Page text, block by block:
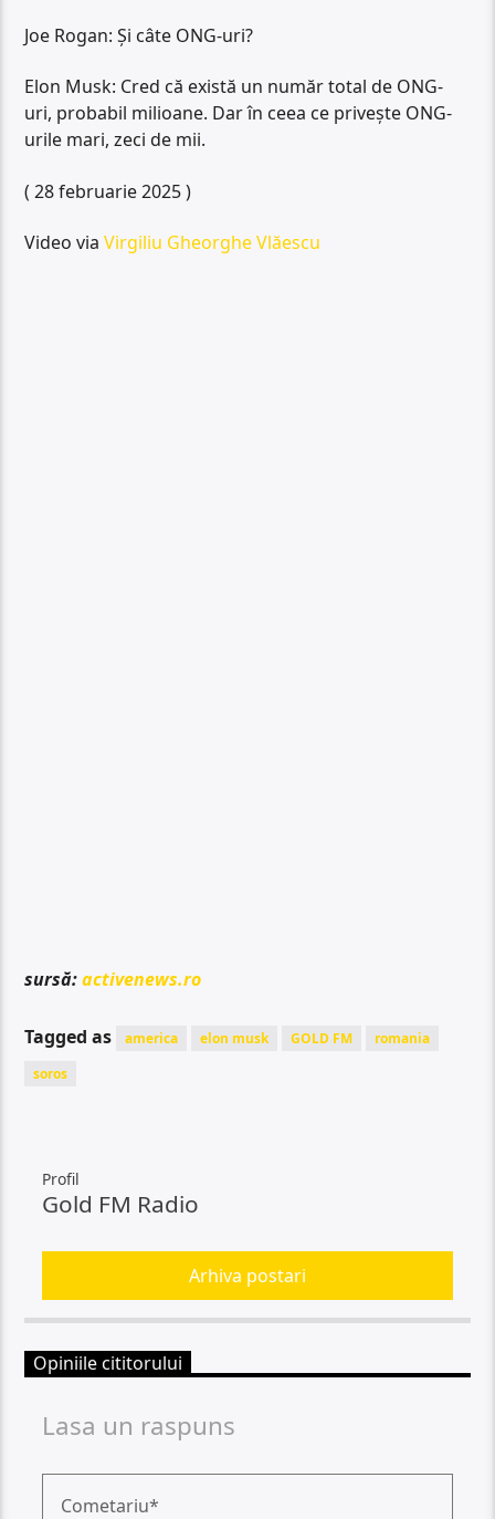
Joe Rogan: Și câte ONG-uri?
Elon Musk: Cred că există un număr total de ONG-
uri, probabil milioane. Dar în ceea ce privește ONG-
urile mari, zeci de mii.
( 28 februarie 2025 )
Video viaVirgiliu Gheorghe Vlăescu
sursă:activenews.ro
Tagged as america elon musk GOLD FM
romania
soros
Profil
Gold FM Radio
Arhiva postari
Opiniile cititorului
Lasa un raspuns